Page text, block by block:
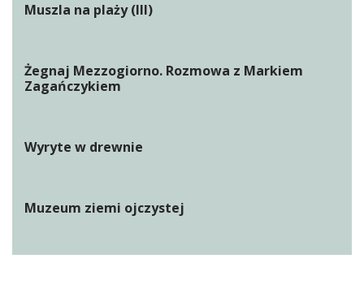
Muszla na plaży (III)
Żegnaj Mezzogiorno. Rozmowa z Markiem
Zagańczykiem
Wyryte w drewnie
Muzeum ziemi ojczystej